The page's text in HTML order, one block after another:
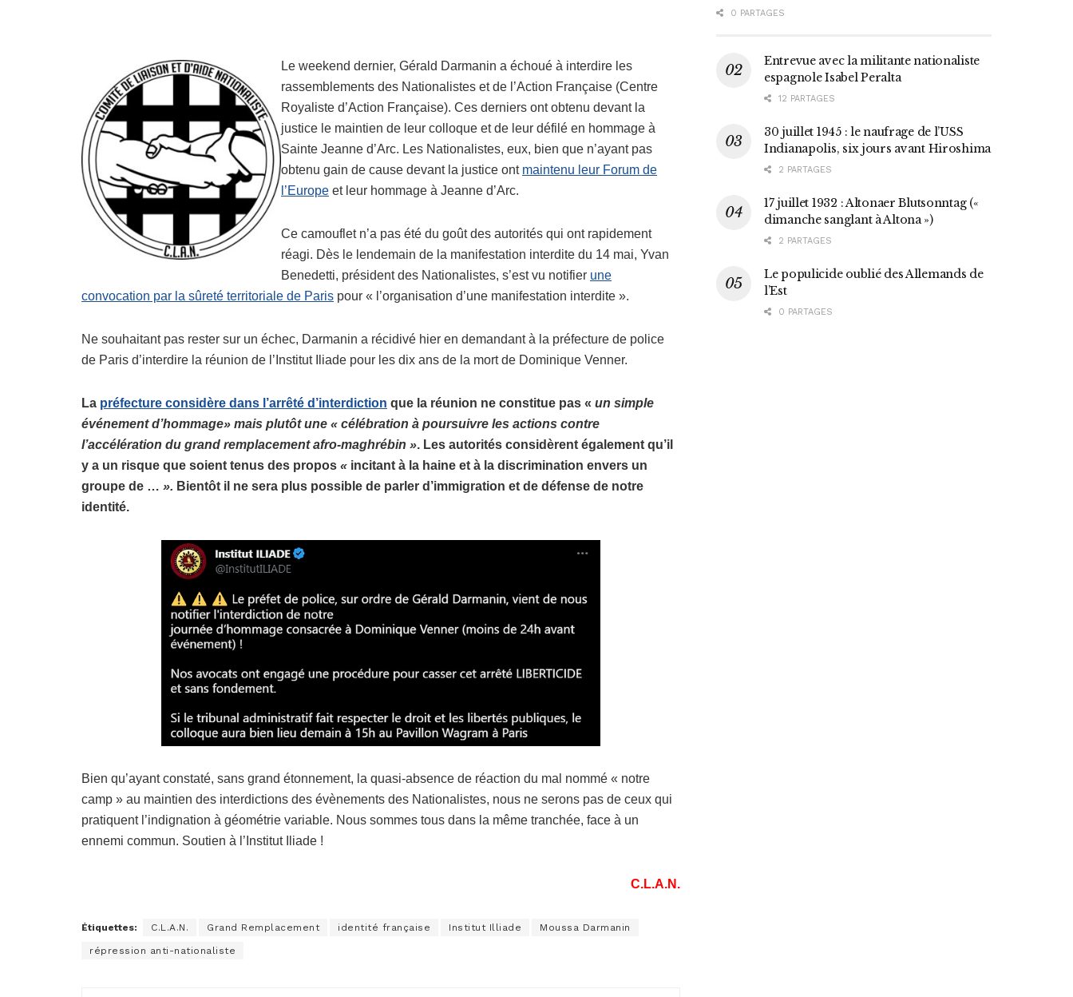
Le weekend dernier, Gérald Darmanin a échoué à interdire les
rassemblements des Nationalistes et de l’Action Française (Centre
Royaliste d’Action Française). Ces derniers ont obtenu devant la
justice le maintien de leur colloque et de leur défilé en hommage à
Sainte Jeanne d’Arc. Les Nationalistes, eux, bien que n’ayant pas
obtenu gain de cause devant la justice ont maintenu leur Forum de
l’Europe et leur hommage à Jeanne d’Arc.
Ce camouflet n’a pas été du goût des autorités qui ont rapidement
réagi. Dès le lendemain de la manifestation interdite du 14 mai, Yvan
Benedetti, président des Nationalistes, s’est vu notifier une
convocation par la sûreté territoriale de Paris pour « l’organisation d’une manifestation interdite ».
Ne souhaitant pas rester sur un échec, Darmanin a récidivé hier en demandant à la préfecture de police
de Paris d’interdire la réunion de l’Institut Iliade pour les dix ans de la mort de Dominique Venner.
La préfecture considère dans l’arrêté d’interdiction que la réunion ne constitue pas « un simple
événement d’hommage» mais plutôt une « célébration à poursuivre les actions contre
l’accélération du grand remplacement afro-maghrébin ». Les autorités considèrent également qu’il
y a un risque que soient tenus des propos « incitant à la haine et à la discrimination envers un
groupe de … ». Bientôt il ne sera plus possible de parler d’immigration et de défense de notre
identité.
Bien qu’ayant constaté, sans grand étonnement, la quasi-absence de réaction du mal nommé « notre
camp » au maintien des interdictions des évènements des Nationalistes, nous ne serons pas de ceux qui
pratiquent l’indignation à géométrie variable. Nous sommes tous dans la même tranchée, face à un
ennemi commun. Soutien à l’Institut Iliade !
C.L.A.N.
Étiquettes: C.L.A.N. Grand Remplacement identité française Institut Illiade Moussa Darmanin
répression anti-nationaliste
0 PARTAGES
Entrevue avec la militante nationaliste
espagnole Isabel Peralta
12 PARTAGES
30 juillet 1945 : le naufrage de l’USS
Indianapolis, six jours avant Hiroshima
2 PARTAGES
17 juillet 1932 : Altonaer Blutsonntag («
dimanche sanglant à Altona »)
2 PARTAGES
Le populicide oublié des Allemands de
l’Est
0 PARTAGES